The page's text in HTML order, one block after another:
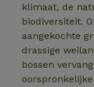
klimaat, de
biodiversiteit.
aangekochte
drassige
bossen